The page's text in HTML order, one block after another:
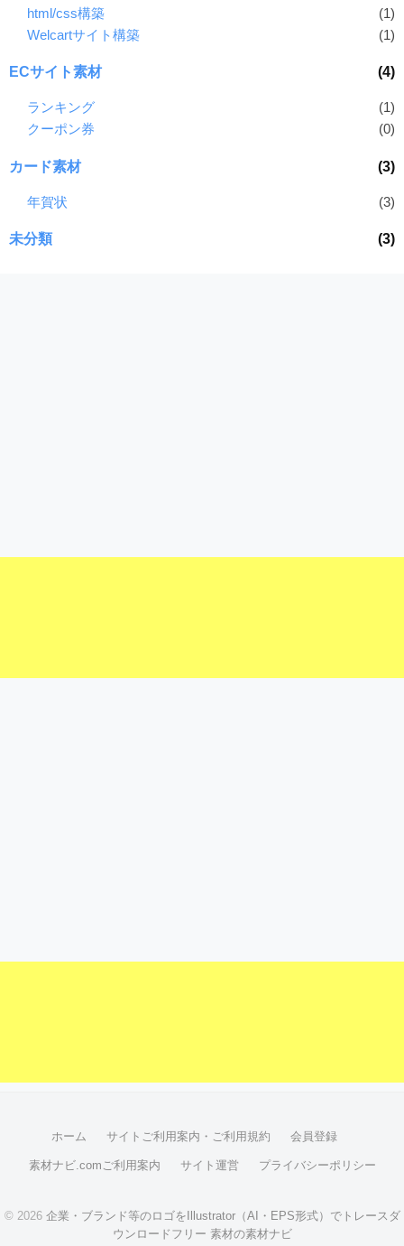
html/css構築
(1)
Welcartサイト構築
(1)
ECサイト素材 (4)
ランキング
(1)
クーポン券
(0)
カード素材 (3)
年賀状 (3)
未分類 (3)
ホーム サイトご利用案内・ご利用規約 会員登録
素材ナビ.comご利用案内 サイト運営 プライバシーポリシー
© 2026 企業・ブランド等のロゴをIllustrator（AI・EPS形式）でトレースダ
ウンロードフリー 素材の素材ナビ